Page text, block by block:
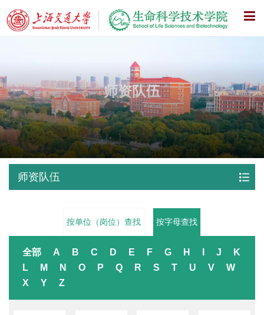
X
师资队伍
师资队伍
按单位（岗位）查找 按字母查找
全部 A B C D E F G H J
K
L
M N O P Q R S T U V
W
X
Y Z